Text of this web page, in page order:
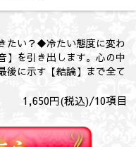
たい？◆冷たい態度に変わ
】を引き出します。心の中
後に示す【結論】まで全て
1,650円(税込)/10項目